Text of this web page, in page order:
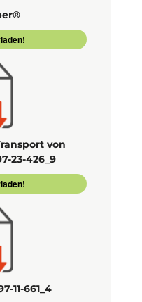
von
23-426_9
11-661_4